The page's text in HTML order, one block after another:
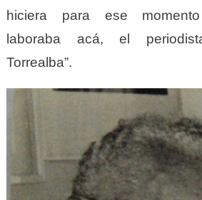
hiciera para ese
laboraba acá, el
Torrealba”.